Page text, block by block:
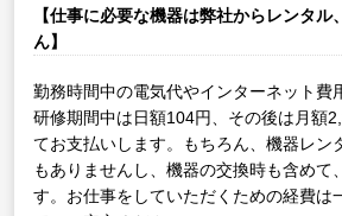
【仕事に必要な機器は弊社からレンタ
ん】
勤務時間中の電気代やインターネット費
研修期間中は日額104円、その後は月額
てお支払いします。もちろん、機器レン
もありませんし、機器の交換時も含めて
す。お仕事をしていただくための経費は